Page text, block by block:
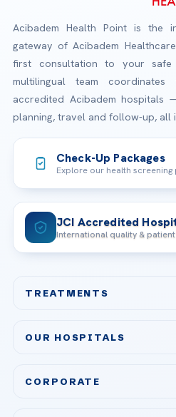
Acibadem Health Point is the
gateway of Acibadem
first consultation to your safe
multilingual team
accredited Acibadem hospitals
planning, travel and follow-up, all
Check-Up Packages
Explore our health screening
JCI Accredited
International quality &
TREATMENTS
Bariatric & Metabolic Surgery
OUR HOSPITALS
CORPORATE